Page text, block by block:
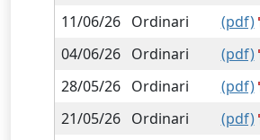
11/06/26
Ordinari (pdf)
04/06/26
Ordinari (pdf)
28/05/26
Ordinari (pdf)
21/05/26
Ordinari (pdf)